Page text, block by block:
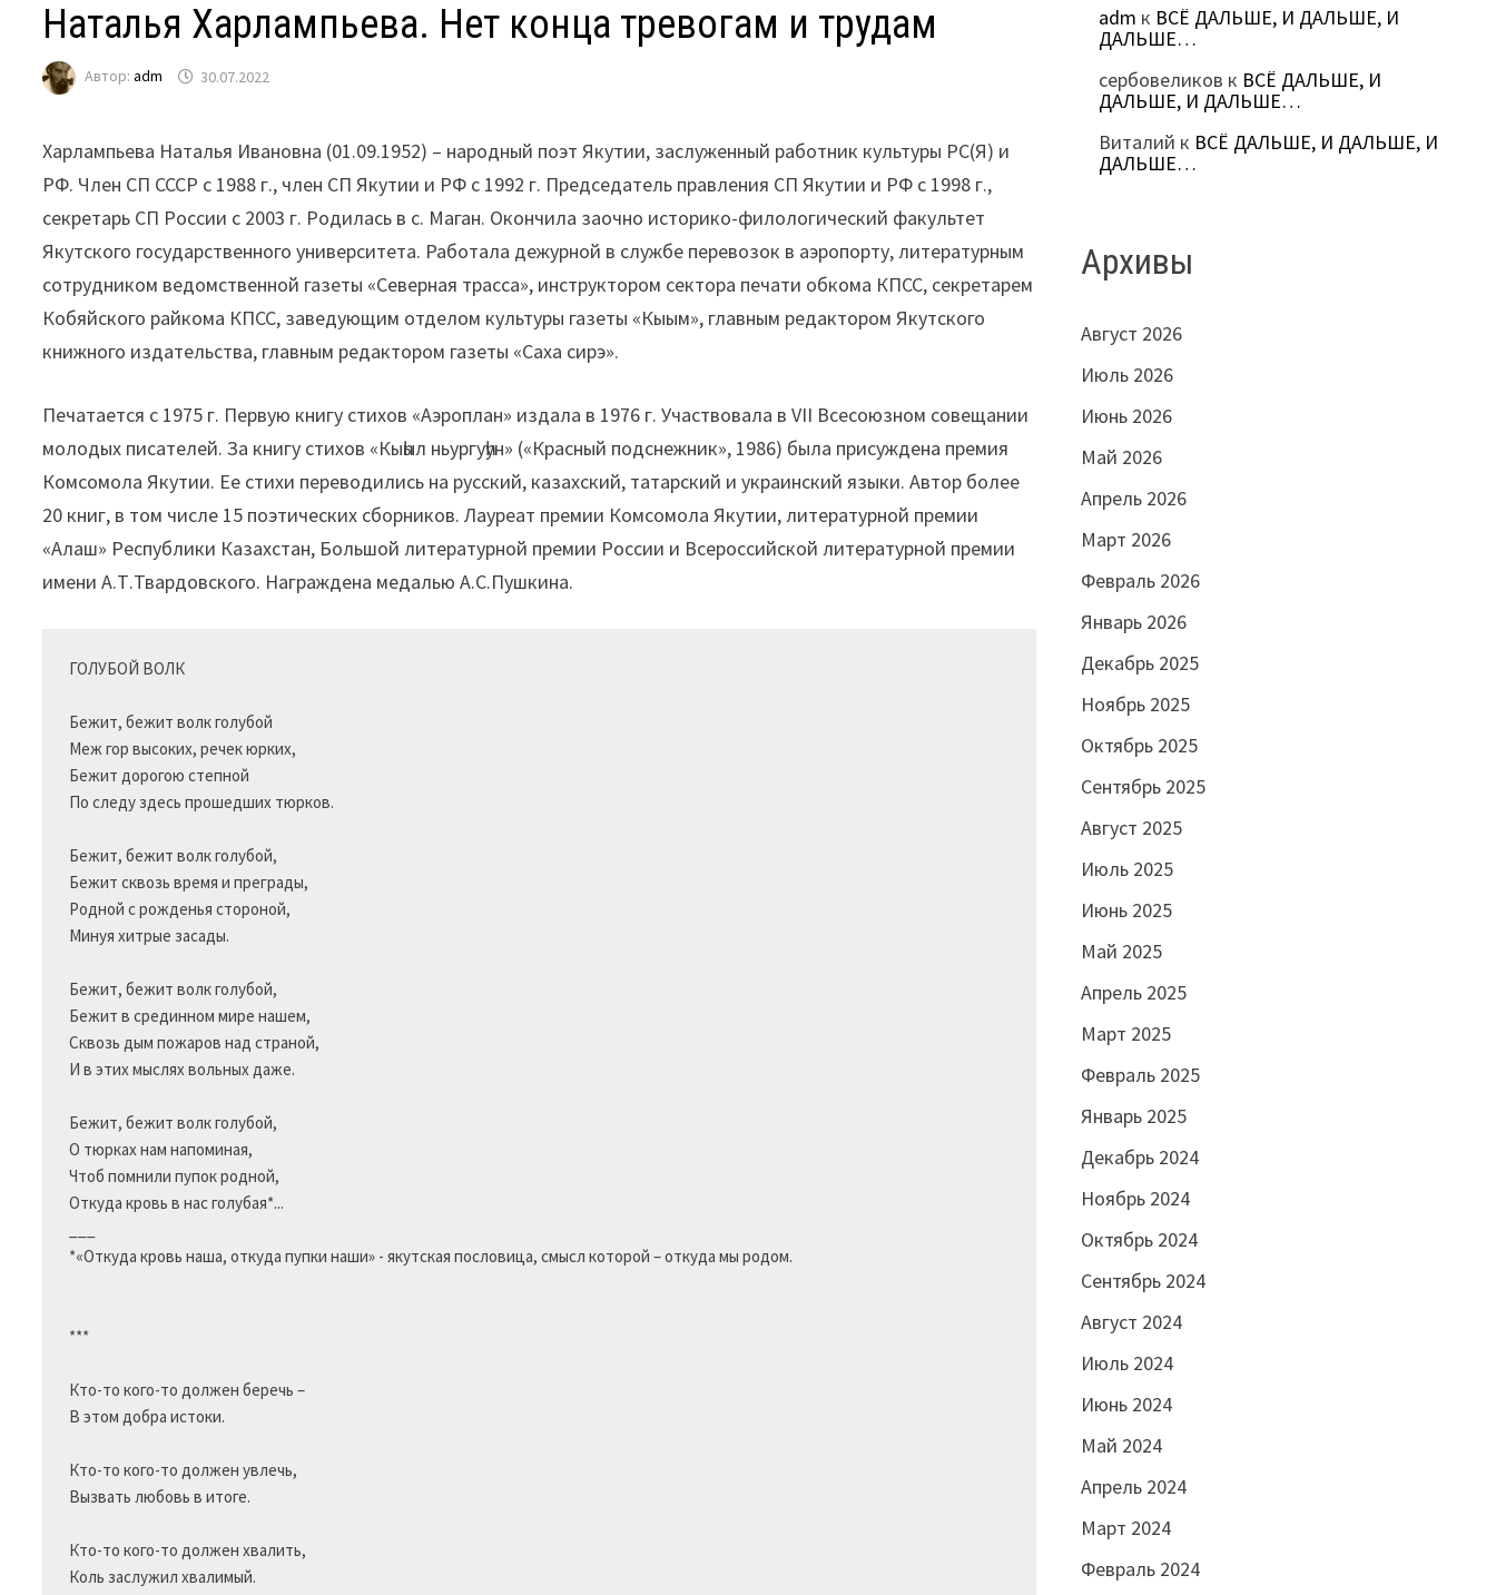
Наталья Харлампьева. Нет конца тревогам и трудам
Автор:adm 30.07.2022
Харлампьева Наталья Ивановна (01.09.1952) – народный поэт Якутии, заслуженный работник культуры РС(Я) и
РФ. Член СП СССР с 1988 г., член СП Якутии и РФ с 1992 г. Председатель правления СП Якутии и РФ с 1998 г.,
секретарь СП России с 2003 г. Родилась в с. Маган. Окончила заочно историко-филологический факультет
Якутского государственного университета. Работала дежурной в службе перевозок в аэропорту, литературным
сотрудником ведомственной газеты «Северная трасса», инструктором сектора печати обкома КПСС, секретарем
Кобяйского райкома КПСС, заведующим отделом культуры газеты «Кыым», главным редактором Якутского
книжного издательства, главным редактором газеты «Саха сирэ».
Печатается с 1975 г. Первую книгу стихов «Аэроплан» издала в 1976 г. Участвовала в VII Всесоюзном совещании
молодых писателей. За книгу стихов «Кыһыл ньургуһун» («Красный подснежник», 1986) была присуждена премия
Комсомола Якутии. Ее стихи переводились на русский, казахский, татарский и украинский языки. Автор более
20 книг, в том числе 15 поэтических сборников. Лауреат премии Комсомола Якутии, литературной премии
«Алаш» Республики Казахстан, Большой литературной премии России и Всероссийской литературной премии
имени А.Т.Твардовского. Награждена медалью А.С.Пушкина.
ГОЛУБОЙ ВОЛК
Бежит, бежит волк голубой
Меж гор высоких, речек юрких,
Бежит дорогою степной
По следу здесь прошедших тюрков.
Бежит, бежит волк голубой,
Бежит сквозь время и преграды,
Родной с рожденья стороной,
Минуя хитрые засады.
Бежит, бежит волк голубой,
Бежит в срединном мире нашем,
Сквозь дым пожаров над страной,
И в этих мыслях вольных даже.
Бежит, бежит волк голубой,
О тюрках нам напоминая,
Чтоб помнили пупок родной,
Откуда кровь в нас голубая*...
*«Откуда кровь наша, откуда пупки наши» - якутская пословица, смысл которой – откуда мы родом.
***
Кто-то кого-то должен беречь –
В этом добра истоки.
Кто-то кого-то должен увлечь,
Вызвать любовь в итоге.
Кто-то кого-то должен хвалить,
Коль заслужил хвалимый.
adm к ВСЁ ДАЛЬШЕ, И ДАЛЬШЕ, И
ДАЛЬШЕ…
сербовеликов к ВСЁ ДАЛЬШЕ, И
ДАЛЬШЕ, И ДАЛЬШЕ…
Виталий к ВСЁ ДАЛЬШЕ, И ДАЛЬШЕ, И
ДАЛЬШЕ…
Архивы
Август 2026
Июль 2026
Июнь 2026
Май 2026
Апрель 2026
Март 2026
Февраль 2026
Январь 2026
Декабрь 2025
Ноябрь 2025
Октябрь 2025
Сентябрь 2025
Август 2025
Июль 2025
Июнь 2025
Май 2025
Апрель 2025
Март 2025
Февраль 2025
Январь 2025
Декабрь 2024
Ноябрь 2024
Октябрь 2024
Сентябрь 2024
Август 2024
Июль 2024
Июнь 2024
Май 2024
Апрель 2024
Март 2024
Февраль 2024